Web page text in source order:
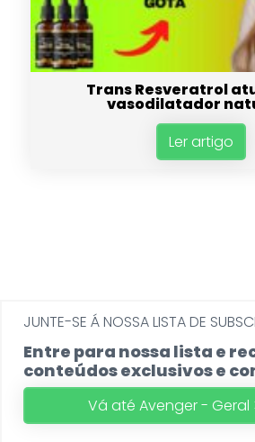
Trans Resveratrol
vasodilatador
Ler artigo
JUNTE-SE Á NOSSA LISTA DE
Entre para nossa lista e
conteúdos exclusivos e
Vá até Avenger - Geral